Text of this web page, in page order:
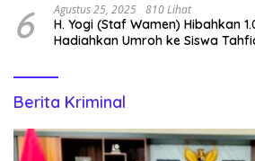
6 Agustus 25, 2025 810 Lihat
H. Yogi (Staf Wamen) Hibahkan
Hadiahkan Umroh ke Siswa
Berita Kriminal